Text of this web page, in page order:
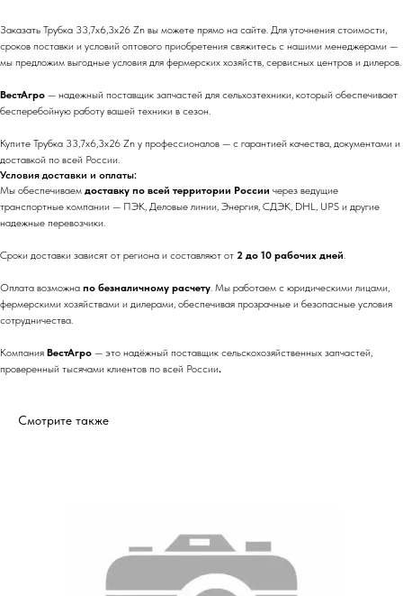
Заказать Трубка 33,7x6,3x26 Zn вы можете прямо на сайте. Для уточнения стоимости,
сроков поставки и условий оптового приобретения свяжитесь с нашими менеджерами —
мы предложим выгодные условия для фермерских хозяйств, сервисных центров и дилеров.
ВестАгро — надежный поставщик запчастей для сельхозтехники, который обеспечивает
бесперебойную работу вашей техники в сезон.
Купите Трубка 33,7x6,3x26 Zn у профессионалов — с гарантией качества, документами и
доставкой по всей России.
Условия доставки и оплаты:
Мы обеспечиваем доставку по всей территории России через ведущие
транспортные компании — ПЭК, Деловые линии, Энергия, СДЭК, DHL, UPS и другие
надежные перевозчики.
Сроки доставки зависят от региона и составляют от 2 до 10 рабочих дней.
Оплата возможна по безналичному расчету. Мы работаем с юридическими лицами,
фермерскими хозяйствами и дилерами, обеспечивая прозрачные и безопасные условия
сотрудничества.
Компания ВестАгро — это надёжный поставщик сельскохозяйственных запчастей,
проверенный тысячами клиентов по всей России.
Смотрите также